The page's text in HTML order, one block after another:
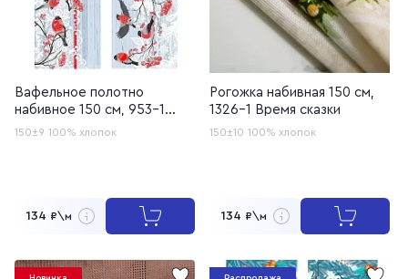
Вафельное полотно
набивное 150 см, 953-1
Снегири
150±9 100% хлопок
134 ₽\м
Рогожка набивная 150 см,
1326-1 Время сказки
150±10 100% хлопок
134 ₽\м